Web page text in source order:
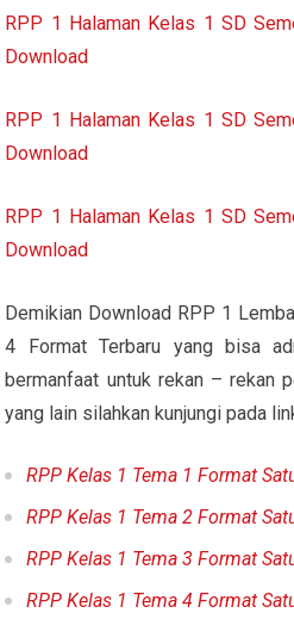
RPP 1 Halaman Kelas 1 SD
Download
RPP 1 Halaman Kelas 1 SD
Download
RPP 1 Halaman Kelas 1 SD
Download
Demikian Download RPP 1
4 Format Terbaru yang bisa
bermanfaat untuk rekan – rekan
yang lain silahkan kunjungi pada
RPP Kelas 1 Tema 1 Format
RPP Kelas 1 Tema 2 Format
RPP Kelas 1 Tema 3 Format
RPP Kelas 1 Tema 4 Format